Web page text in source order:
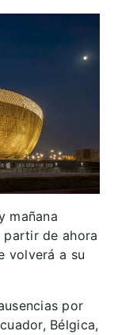
mañana
de ahora
volverá a su
por
Bélgica,